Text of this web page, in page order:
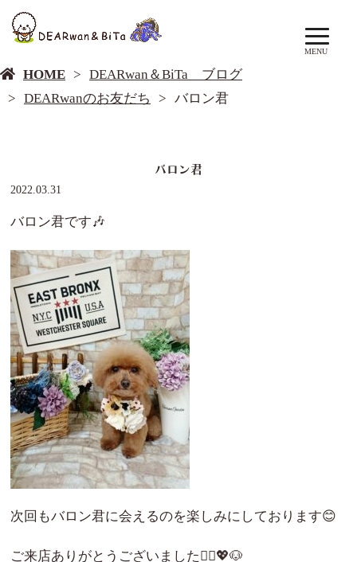
MENU
HOME
DEARwan＆BiTa ブログ
DEARwanのお友だち
バロン君
バロン君
2022.03.31
バロン君です🎶
次回もバロン君に会えるのを楽しみにしております😊
ご来店ありがとうございました🙇‍♀️💖🐶